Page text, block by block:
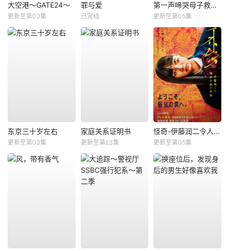
大空港～GATE24～
更新至第03集
罪与爱
已完结
第一声啼哭母子救命急救班
更新至第05集
东京三十岁左右
更新至第03集
家庭关系证明书
更新至第23集
怪奇-伊藤润二令人彻夜难眠的奇异故事－
更新至第05集